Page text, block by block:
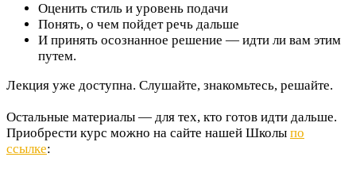
Оценить стиль и уровень подачи
Понять, о чем пойдет речь дальше
И принять осознанное решение — идти ли вам этим
путем.
Лекция уже доступна. Слушайте, знакомьтесь, решайте.
Остальные материалы — для тех, кто готов идти дальше.
Приобрести курс можно на сайте нашей Школы по
ссылке: